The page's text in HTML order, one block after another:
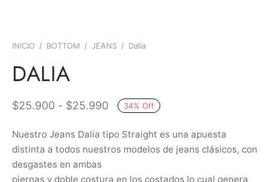
INICIO / BOTTOM / JEANS / Dalia
DALIA
$25.900 - $25.990 Rango
precios:
$25.900
34% Off
Nuestro Jeans Dalia tipo Straight es una apuesta
distinta a todos nuestros modelos de jeans clásicos, con
desgastes en ambas
piernas y doble costura en los costados lo cual genera